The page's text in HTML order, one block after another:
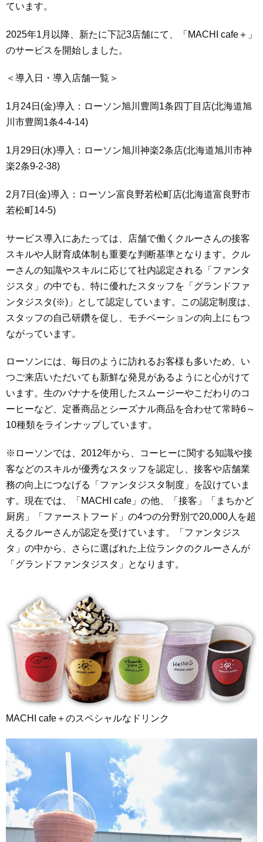
ています。
2025年1月以降、新たに下記3店舗にて、「MACHI cafe＋」
のサービスを開始しました。
＜導入日・導入店舗一覧＞
1月24日(金)導入：ローソン旭川豊岡1条四丁目店(北海道旭
川市豊岡1条4-4-14)
1月29日(水)導入：ローソン旭川神楽2条店(北海道旭川市神
楽2条9-2-38)
2月7日(金)導入：ローソン富良野若松町店(北海道富良野市
若松町14-5)
サービス導入にあたっては、店舗で働くクルーさんの接客
スキルや人財育成体制も重要な判断基準となります。クル
ーさんの知識やスキルに応じて社内認定される「ファンタ
ジスタ」の中でも、特に優れたスタッフを「グランドファ
ンタジスタ(※)」として認定しています。この認定制度は、
スタッフの自己研鑽を促し、モチベーションの向上にもつ
ながっています。
ローソンには、毎日のように訪れるお客様も多いため、い
つご来店いただいても新鮮な発見があるようにと心がけて
います。生のバナナを使用したスムージーやこだわりのコ
ーヒーなど、定番商品とシーズナル商品を合わせて常時6～
10種類をラインナップしています。
※ローソンでは、2012年から、コーヒーに関する知識や接
客などのスキルが優秀なスタッフを認定し、接客や店舗業
務の向上につなげる「ファンタジスタ制度」を設けていま
す。現在では、「MACHI cafe」の他、「接客」「まちかど
厨房」「ファーストフード」の4つの分野別で20,000人を超
えるクルーさんが認定を受けています。「ファンタジス
タ」の中から、さらに選ばれた上位ランクのクルーさんが
「グランドファンタジスタ」となります。
MACHI cafe＋のスペシャルなドリンク